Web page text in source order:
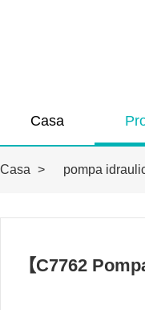
Casa
Casa > pompa
【C7762